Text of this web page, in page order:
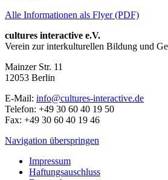
Alle Informationen als Flyer (PDF)
cultures interactive e.V.
Verein zur interkulturellen Bildung und
Mainzer Str. 11
12053 Berlin
E-Mail: info@cultures-interactive.de
Telefon: +49 30 60 40 19 50
Fax: +49 30 60 40 19 46
Navigation überspringen
Impressum
Haftungsauschluss